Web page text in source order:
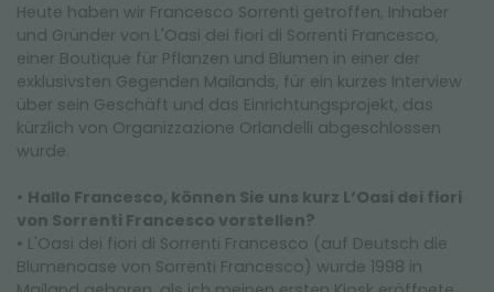
Heute haben wir Francesco Sorrenti getroffen, Inhaber
und Gründer von L'Oasi dei fiori di Sorrenti Francesco,
einer Boutique für Pflanzen und Blumen in einer der
exklusivsten Gegenden Mailands, für ein kurzes Interview
über sein Geschäft und das Einrichtungsprojekt, das
kürzlich von Organizzazione Orlandelli abgeschlossen
wurde.
• Hallo Francesco, können Sie uns kurz L‘Oasi dei fiori
von Sorrenti Francesco vorstellen?
• L'Oasi dei fiori di Sorrenti Francesco (auf Deutsch die
Blumenoase von Sorrenti Francesco) wurde 1998 in